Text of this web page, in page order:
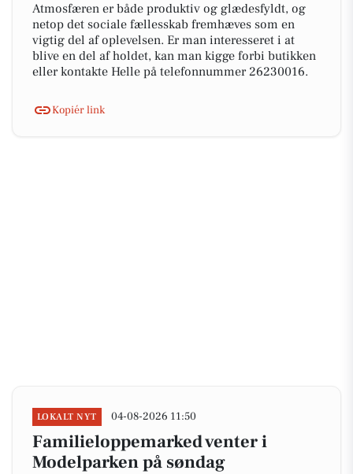
Atmosfæren er både produktiv og glædesfyldt, og
netop det sociale fællesskab fremhæves som en
vigtig del af oplevelsen. Er man interesseret i at
blive en del af holdet, kan man kigge forbi butikken
eller kontakte Helle på telefonnummer 26230016.
Kopiér link
LOKALT NYT 04-08-2026 11:50
Familieloppemarked venter i
Modelparken på søndag